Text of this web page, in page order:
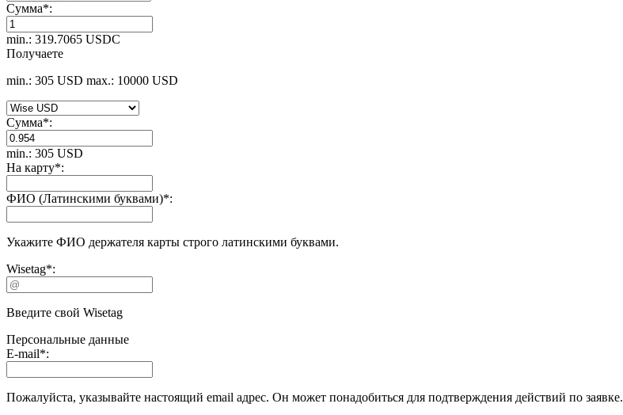
Сумма*:
min.: 319.7065 USDC
Получаете
min.: 305 USD max.: 10000 USD
Сумма*:
min.: 305 USD
На карту*:
ФИО (Латинскими буквами)*:
Укажите ФИО держателя карты строго латинскими буквами.
Wisetag*:
Введите свой Wisetag
Персональные данные
E-mail*:
Пожалуйста, указывайте настоящий email адрес. Он может понадобиться для подтверждения действий по заявке.